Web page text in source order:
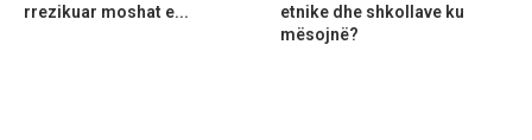
rrezikuar moshat e...
etnike dhe shkollave ku
mësojnë?